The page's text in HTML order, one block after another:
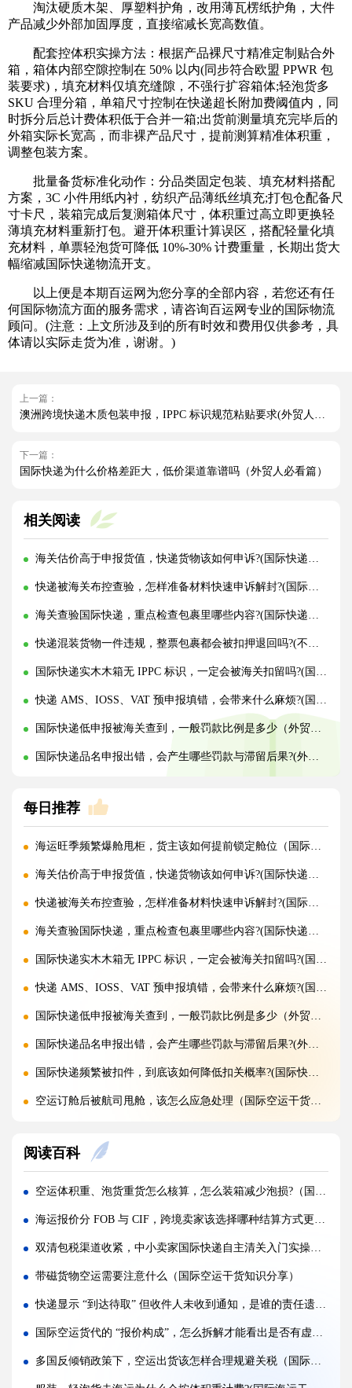
淘汰硬质木架、厚塑料护角，改用薄瓦楞纸护角，大件
产品减少外部加固厚度，直接缩减长宽高数值。
配套控体积实操方法：根据产品裸尺寸精准定制贴合外
箱，箱体内部空隙控制在 50% 以内(同步符合欧盟 PPWR 包
装要求)，填充材料仅填充缝隙，不强行扩容箱体;轻泡货多
SKU 合理分箱，单箱尺寸控制在快递超长附加费阈值内，同
时拆分后总计费体积低于合并一箱;出货前测量填充完毕后的
外箱实际长宽高，而非裸产品尺寸，提前测算精准体积重，
调整包装方案。
批量备货标准化动作：分品类固定包装、填充材料搭配
方案，3C 小件用纸内衬，纺织产品薄纸丝填充;打包仓配备尺
寸卡尺，装箱完成后复测箱体尺寸，体积重过高立即更换轻
薄填充材料重新打包。避开体积重计算误区，搭配轻量化填
充材料，单票轻泡货可降低 10%-30% 计费重量，长期出货大
幅缩减国际快递物流开支。
以上便是本期百运网为您分享的全部内容，若您还有任
何国际物流方面的服务需求，请咨询百运网专业的国际物流
顾问。(注意：上文所涉及到的所有时效和费用仅供参考，具
体请以实际走货为准，谢谢。)
上一篇：
澳洲跨境快递木质包装申报，IPPC 标识规范粘贴要求(外贸人请注意)
下一篇：
国际快递为什么价格差距大，低价渠道靠谱吗（外贸人必看篇）
相关阅读
海关估价高于申报货值，快递货物该如何申诉?(国际快递干货知识分享)
快递被海关布控查验，怎样准备材料快速申诉解封?(国际快递干货知识分享)
海关查验国际快递，重点检查包裹里哪些内容?(国际快递干货知识分享)
快递混装货物一件违规，整票包裹都会被扣押退回吗?(不清楚的外贸人看过来)
国际快递实木木箱无 IPPC 标识，一定会被海关扣留吗?(国际快递干货知识分享)
快递 AMS、IOSS、VAT 预申报填错，会带来什么麻烦?(国际快递干货知识分享)
国际快递低申报被海关查到，一般罚款比例是多少（外贸人请注意）
国际快递品名申报出错，会产生哪些罚款与滞留后果?(外贸人请注意)
每日推荐
海运旺季频繁爆舱甩柜，货主该如何提前锁定舱位（国际海运干货知识分享）
海关估价高于申报货值，快递货物该如何申诉?(国际快递干货知识分享)
快递被海关布控查验，怎样准备材料快速申诉解封?(国际快递干货知识分享)
海关查验国际快递，重点检查包裹里哪些内容?(国际快递干货知识分享)
国际快递实木木箱无 IPPC 标识，一定会被海关扣留吗?(国际快递干货知识分享)
快递 AMS、IOSS、VAT 预申报填错，会带来什么麻烦?(国际快递干货知识分享)
国际快递低申报被海关查到，一般罚款比例是多少（外贸人请注意）
国际快递品名申报出错，会产生哪些罚款与滞留后果?(外贸人请注意)
国际快递频繁被扣件，到底该如何降低扣关概率?(国际快递干货知识分享)
空运订舱后被航司甩舱，该怎么应急处理（国际空运干货知识分享）
加急国际空运真的能提速，靠谱吗?(国际空运干货知识分享)
FBA 空运出现丢件破损，理赔流程怎么走（国际空运干货知识分享）
FBA 空运头程该怎么挑选靠谱物流货代（国际空运干货知识分享）
FBA 空运货物超重超尺寸会产生哪些附加费?(不清楚的亚马逊卖家看过来)
亚马逊 FBA 空运，空派和纯空运该怎么选择?(不清楚的亚马逊卖家看过来)
空运货物被海关布控，如何快速提交材料申诉（国际空运干货知识分享）
实木包装走国际空运必须做熏蒸热处理吗（国际空运干货知识分享）
国际空运低申报被海关查到，罚款比例是多少?(国际空运干货知识分享)
国际空运的运单有什么作用，包含哪些关键信息（国际空运干货知识分享）
阅读百科
空运体积重、泡货重货怎么核算，怎么装箱减少泡损?（国际空运干货知识分享）
海运报价分 FOB 与 CIF，跨境卖家该选择哪种结算方式更稳妥?(国际海运干货知识分享)
双清包税渠道收紧，中小卖家国际快递自主清关入门实操指南（跨境电商卖家请注意）
带磁货物空运需要注意什么（国际空运干货知识分享）
快递显示 “到达待取” 但收件人未收到通知，是谁的责任遗漏（国际快递干货知识分享）
国际空运货代的 “报价构成”，怎么拆解才能看出是否有虚报价格（国际空运干货知识分享）
多国反倾销政策下，空运出货该怎样合理规避关税（国际空运干货知识分享）